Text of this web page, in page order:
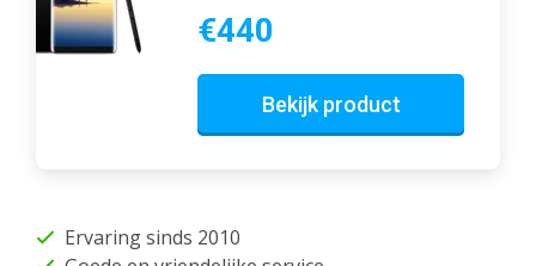
€440
Bekijk product
Ervaring sinds 2010